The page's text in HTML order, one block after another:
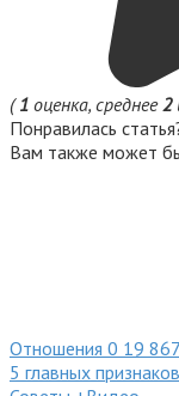
(1 оценка, среднее 2
Понравилась
Вам также может
Отношения 0 19 867
5 главных